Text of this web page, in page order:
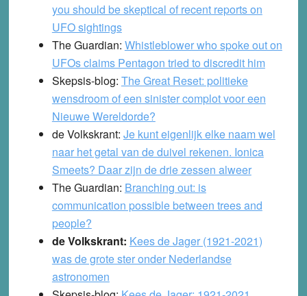
you should be skeptical of recent reports on
UFO sightings
The Guardian: Whistleblower who spoke out on
UFOs claims Pentagon tried to discredit him
Skepsis-blog: The Great Reset: politieke
wensdroom of een sinister complot voor een
Nieuwe Wereldorde?
de Volkskrant: Je kunt eigenlijk elke naam wel
naar het getal van de duivel rekenen. Ionica
Smeets? Daar zijn de drie zessen alweer
The Guardian: Branching out: is
communication possible between trees and
people?
de Volkskrant: Kees de Jager (1921-2021)
was de grote ster onder Nederlandse
astronomen